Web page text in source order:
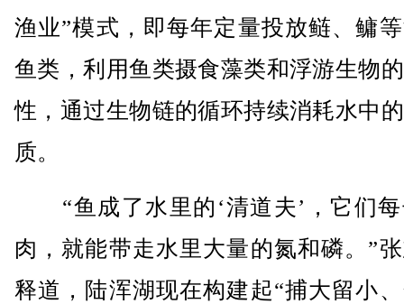
渔业”模式，即每年定量投放鲢、鳙
鱼类，利用鱼类摄食藻类和浮游生物
性，通过生物链的循环持续消耗水中
质。
“鱼成了水里的‘清道夫’，它们每
肉，就能带走水里大量的氮和磷。”
释道，陆浑湖现在构建起“捕大留小